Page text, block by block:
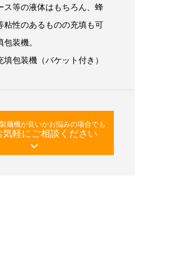
ス等の液体はもちろん、蜂
粘性のあるものの充填も可
装機。
填包装機（バケット付き）
麺機が良いかお悩みの場合でも
気軽にご相談ください